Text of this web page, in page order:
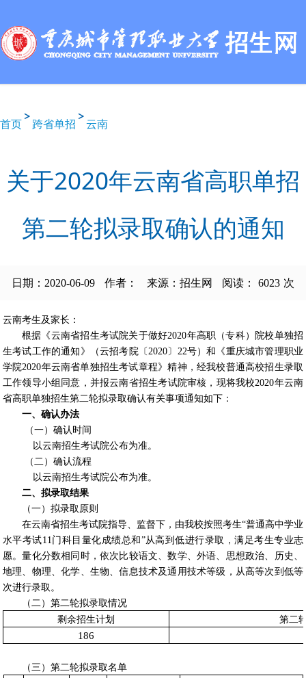
首页 跨省单招 云南
关于2020年云南省高职单招
第二轮拟录取确认的通知
日期：2020-06-09 作者： 来源：招生网 阅读： 6023 次
云南考生及家长：
根据《云南省招生考试院关于做好2020年高职（专科）院校单独招
生考试工作的通知》（云招考院〔2020 〕 22号）和《重庆城市管理职业
学院2020年云南省单独招生考试章程》精神，经我校普通高校招生录取
工作领导小组同意，并报云南省招生考试院审核，现将我校2020年云南
省高职单独招生第二轮拟录取确认有关事项通知如下：
一、确认办法
（一）确认时间
以云南招生考试院公布为准。
（二）确认流程
以云南招生考试院公布为准。
二、拟录取结果
（一）拟录取原则
在云南省招生考试院指导、监督下，由我校按照考生“普通高中学业
水平考试11门科目量化成绩总和 ”从高到低进行录取，满足考生专业志
愿。量化分数相同时，依次比较语文、数学、外语、思想政治、历史、
地理、物理、化学、生物、信息技术及通用技术等级，从高等次到低等
次进行录取。
（二）第二轮拟录取情况
剩余招生计划
第二
186
（三）第二轮拟录取名单